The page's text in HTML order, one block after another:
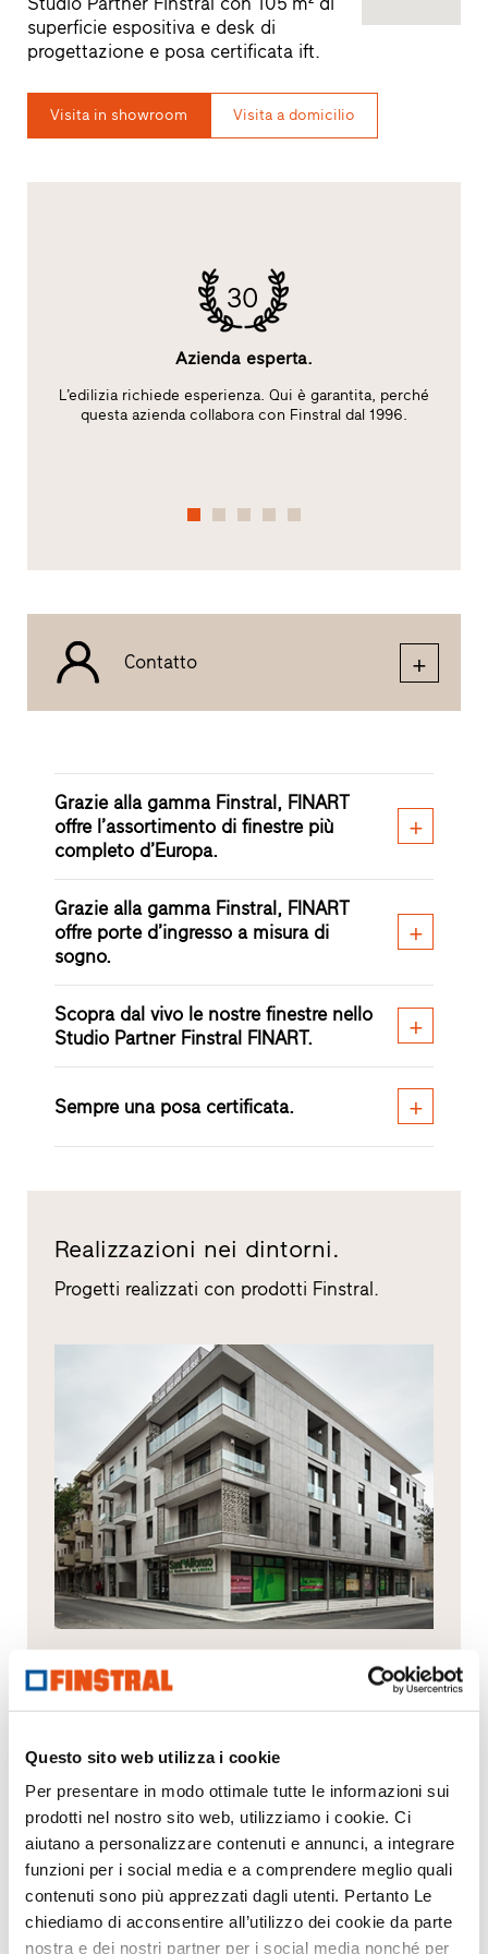
Questo sito web utilizza i cookie
Per presentare in modo ottimale tutte le informazioni sui
prodotti nel nostro sito web, utilizziamo i cookie. Ci
aiutano a personalizzare contenuti e annunci, a integrare
funzioni per i social media e a comprendere meglio quali
contenuti sono più apprezzati dagli utenti. Pertanto Le
chiediamo di acconsentire all’utilizzo dei cookie da parte
nostra e dei nostri partner per i social media nonché per
superficie espositiva e desk di
progettazione e posa certificata ift.
Visita in showroom Visita a domicilio
30
Azienda esperta.
L’edilizia richiede esperienza. Qui è garantita, perché
questa azienda collabora con Finstral dal 1996.
Contatto
Grazie alla gamma Finstral, FINART
offre l’assortimento di finestre più
completo d’Europa.
Grazie alla gamma Finstral, FINART
offre porte d’ingresso a misura di
sogno.
Scopra dal vivo le nostre finestre nello
Studio Partner Finstral FINART.
Sempre una posa certificata.
Realizzazioni nei dintorni.
Progetti realizzati con prodotti Finstral.
Moderna costruzione a Lucera
Il Suo messaggio